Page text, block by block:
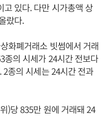
있다. 다만 시가총액 상
랐다.
화폐거래소 빗썸에서 거래
종의 시세가 24시간 전보다
종의 시세는 24시간 전과
)당 835만 원에 거래돼 24